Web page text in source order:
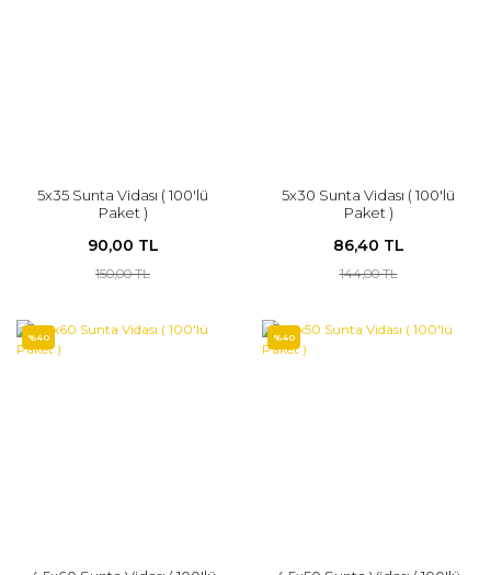
5x35 Sunta Vidası ( 100'lü
Paket )
90,00 TL
150,00 TL
5x30 Sunta Vidası ( 100'lü
Paket )
86,40 TL
144,00 TL
%40 %40